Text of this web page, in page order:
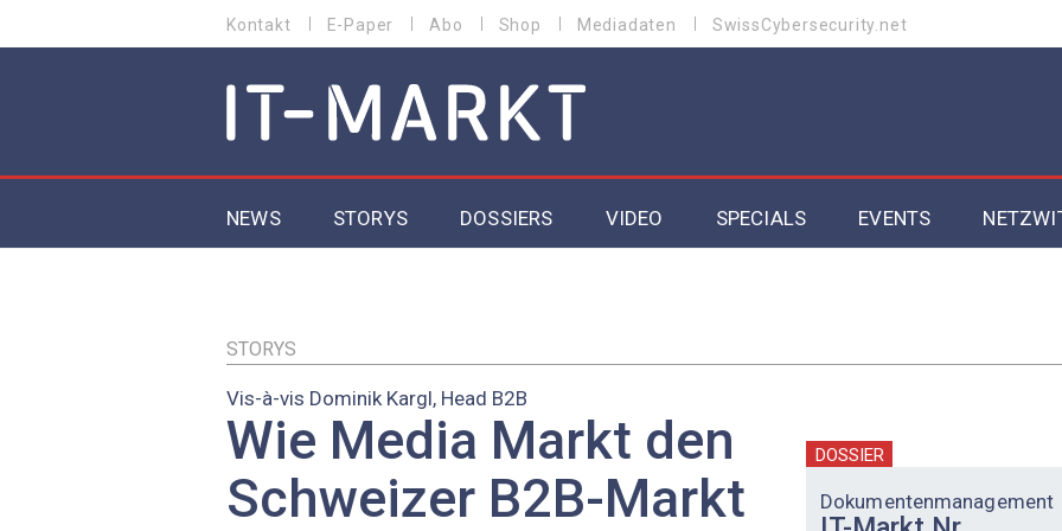
zum
MENU
Kontakt E-Paper Abo Shop Mediadaten SwissCybersecurity.net
MAIN NAVIGATION
NEWS STORYS DOSSIERS
Security
EU-DSGVO
VIDEO SPECIALS
Artificial Intelligence 2025
EVENTS
STORYS
Vis-à-vis Dominik Kargl, Head B2B
Wie Media Markt den
Schweizer B2B-Markt
DOSSIER
Dokumentenmanagement